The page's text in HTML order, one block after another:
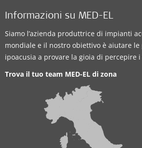
Informazioni su MED-EL
Siamo l’azienda produttrice di impianti
mondiale e il nostro obiettivo è aiutare le
ipoacusia a provare la gioia di percepire
Trova il tuo team MED-EL di zona